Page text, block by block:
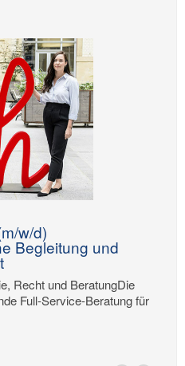
w/d)
Begleitung und
Recht und BeratungDie
Full-Service-Beratung für